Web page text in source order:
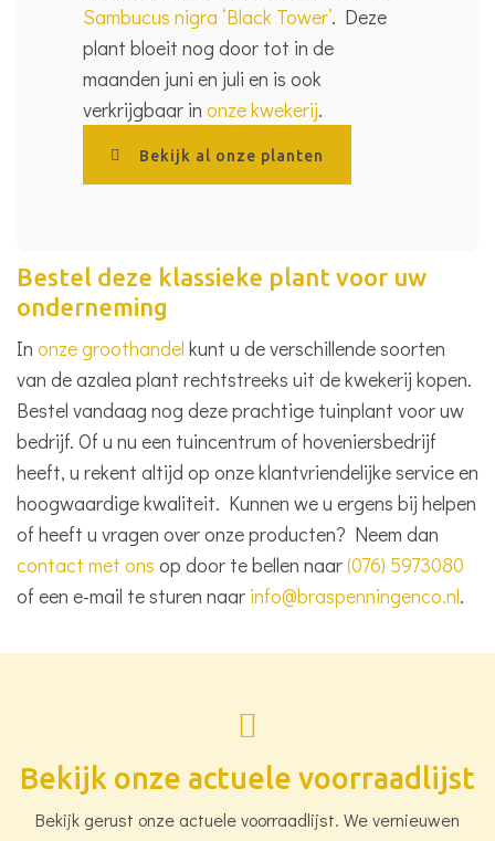
Sambucus nigra ‘Black Tower’. Deze
plant bloeit nog door tot in de
maanden juni en juli en is ook
verkrijgbaar in onze kwekerij.
Bekijk al onze planten
Bestel deze klassieke plant voor uw
onderneming
In onze groothandel kunt u de verschillende soorten
van de azalea plant rechtstreeks uit de kwekerij kopen.
Bestel vandaag nog deze prachtige tuinplant voor uw
bedrijf. Of u nu een tuincentrum of hoveniersbedrijf
heeft, u rekent altijd op onze klantvriendelijke service en
hoogwaardige kwaliteit. Kunnen we u ergens bij helpen
of heeft u vragen over onze producten? Neem dan
contact met ons op door te bellen naar(076) 5973080
of een e-mail te sturen naar info@braspenningenco.nl.
Bekijk onze actuele voorraadlijst
Bekijk gerust onze actuele voorraadlijst. We vernieuwen